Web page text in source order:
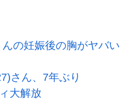
んの妊娠後の胸がヤバい
さん、7年ぶり
大解放